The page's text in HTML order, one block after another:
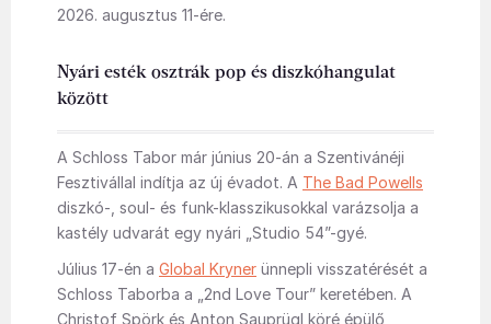
2026. augusztus 11-ére.
Nyári esték osztrák pop és diszkóhangulat
között
A Schloss Tabor már június 20-án a Szentivánéji
Fesztivállal indítja az új évadot. A The Bad Powells
diszkó-, soul- és funk-klasszikusokkal varázsolja a
kastély udvarát egy nyári „Studio 54”-gyé.
Július 17-én a Global Kryner ünnepli visszatérését a
Schloss Taborba a „2nd Love Tour” keretében. A
Christof Spörk és Anton Sauprügl köré épülő